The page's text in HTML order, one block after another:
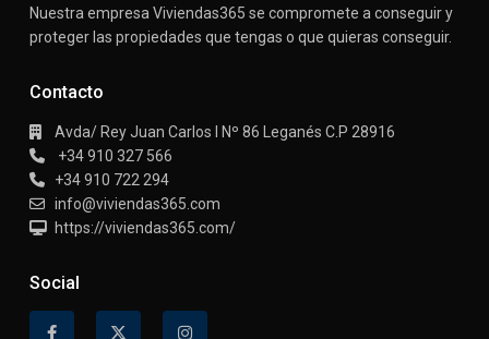
Nuestra empresa Viviendas365 se compromete a conseguir y
proteger las propiedades que tengas o que quieras conseguir.
Contacto
Avda/ Rey Juan Carlos I Nº 86 Leganés C.P 28916
+34 910 327 566
+34 910 722 294
info@viviendas365.com
https://viviendas365.com/
Social